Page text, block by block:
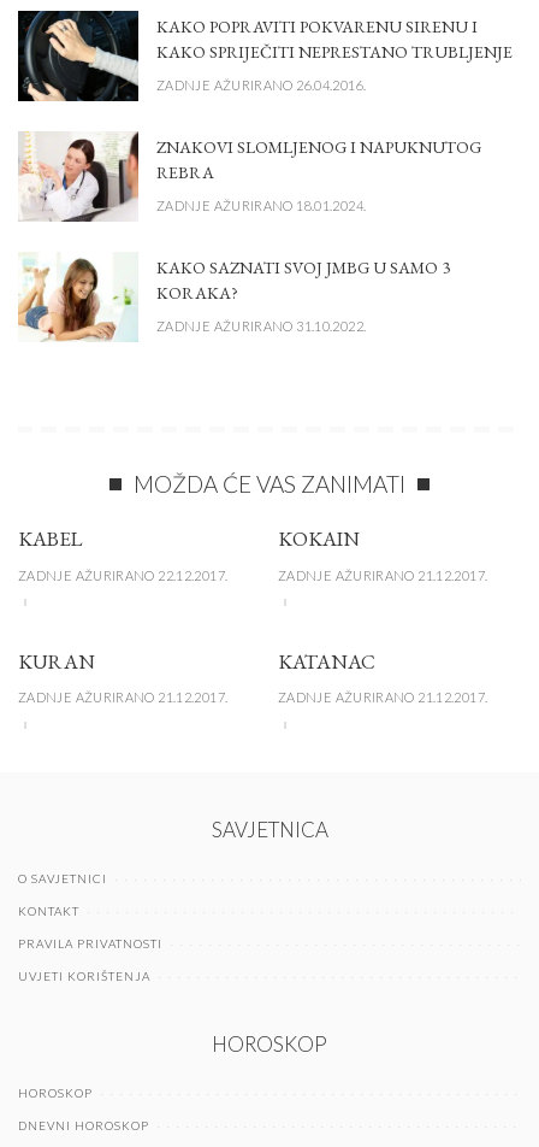
KAKO POPRAVITI POKVARENU SIRENU I
KAKO SPRIJEČITI NEPRESTANO TRUBLJENJE
ZADNJE AŽURIRANO 26.04.2016.
ZNAKOVI SLOMLJENOG I NAPUKNUTOG
REBRA
ZADNJE AŽURIRANO 18.01.2024.
KAKO SAZNATI SVOJ JMBG U SAMO 3
KORAKA?
ZADNJE AŽURIRANO 31.10.2022.
MOŽDA ĆE VAS ZANIMATI
KABEL
ZADNJE AŽURIRANO 22.12.2017.
KOKAIN
ZADNJE AŽURIRANO 21.12.2017.
KURAN
ZADNJE AŽURIRANO 21.12.2017.
KATANAC
ZADNJE AŽURIRANO 21.12.2017.
SAVJETNICA
O SAVJETNICI
KONTAKT
PRAVILA PRIVATNOSTI
UVJETI KORIŠTENJA
HOROSKOP
HOROSKOP
DNEVNI HOROSKOP